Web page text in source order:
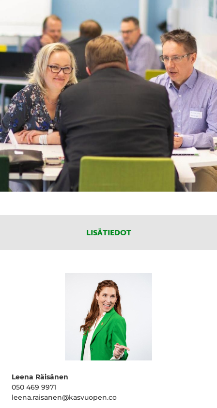
LISÄTIEDOT
Leena Räisänen
050 469 9971
leena.raisanen@kasvuopen.co